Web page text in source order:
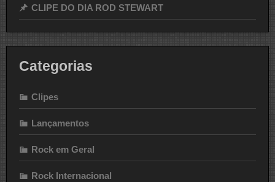
CLIPE DO DIA ROD STEWART
Categorias
Clipes
Lançamentos
Rock em Geral
Rock Internacional